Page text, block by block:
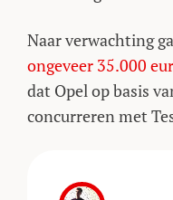
Naar verwachting
ongeveer 35.000
dat Opel op basis
concurreren met